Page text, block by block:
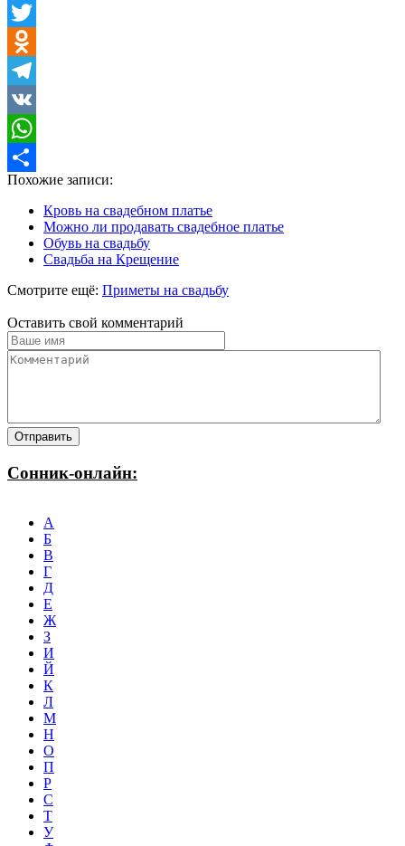
Facebook
Twitter
Odnoklassniki
Telegram
VK
WhatsApp
Отправить
Похожие записи:
Кровь на свадебном платье
Можно ли продавать свадебное платье
Обувь на свадьбу
Свадьба на Крещение
Смотрите ещё: Приметы на свадьбу
Оставить свой комментарий
Сонник-онлайн:
А
Б
В
Г
Д
Е
Ж
З
И
Й
К
Л
М
Н
О
П
Р
С
Т
У